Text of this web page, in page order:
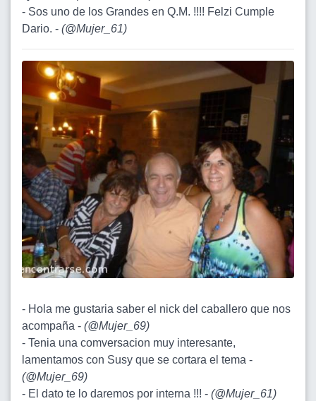
- Sos uno de los Grandes en Q.M. !!!! Felzi Cumple
Dario. - (@Mujer_61)
- Hola me gustaria saber el nick del caballero que nos
acompaña - (@Mujer_69)
- Tenia una comversacion muy interesante,
lamentamos con Susy que se cortara el tema -
(@Mujer_69)
- El dato te lo daremos por interna !!! - (@Mujer_61)